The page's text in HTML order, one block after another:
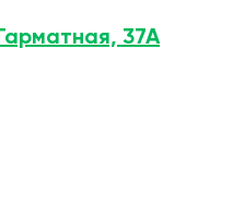
37А